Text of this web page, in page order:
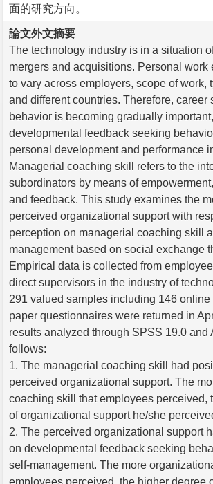
面的研究方向。
論文外文摘要
The technology industry is in a situation
mergers and acquisitions. Personal work
to vary across employers, scope of work,
and different countries. Therefore, career
behavior is becoming gradually
developmental feedback seeking
personal development and performance
Managerial coaching skill refers to the
subordinators by means of
and feedback. This study examines the
perceived organizational support with
perception on managerial coaching skill
management based on social exchange
Empirical data is collected from
direct supervisors in the industry of
291 valued samples including 146
paper questionnaires were returned in
results analyzed through SPSS 19.0 and
follows:
1. The managerial coaching skill had
perceived organizational support. The
coaching skill that employees perceived,
of organizational support he/she
2. The perceived organizational support
on developmental feedback seeking
self-management. The more
employees perceived, the higher degree